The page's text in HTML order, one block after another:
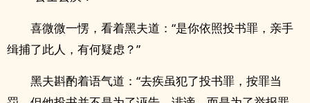
喜微微一愣，看着黑夫道：“是你依照投书罪，亲手
缉捕了此人，有何疑虑？”
黑夫斟酌着语气道：“去疾虽犯了投书罪，按罪当